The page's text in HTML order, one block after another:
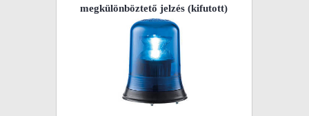
megkülönböztető jelzés (kifutott)